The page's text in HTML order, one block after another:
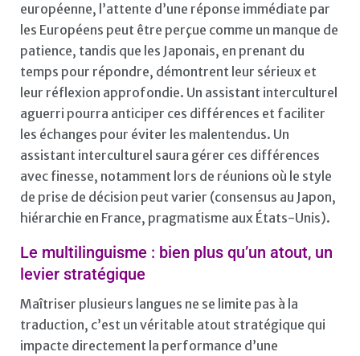
européenne, l’attente d’une réponse immédiate par
les Européens peut être perçue comme un manque de
patience, tandis que les Japonais, en prenant du
temps pour répondre, démontrent leur sérieux et
leur réflexion approfondie. Un assistant interculturel
aguerri pourra anticiper ces différences et faciliter
les échanges pour éviter les malentendus. Un
assistant interculturel saura gérer ces différences
avec finesse, notamment lors de réunions où le style
de prise de décision peut varier (consensus au Japon,
hiérarchie en France, pragmatisme aux États-Unis).
Le multilinguisme : bien plus qu’un atout, un
levier stratégique
Maîtriser plusieurs langues ne se limite pas à la
traduction, c’est un véritable atout stratégique qui
impacte directement la performance d’une